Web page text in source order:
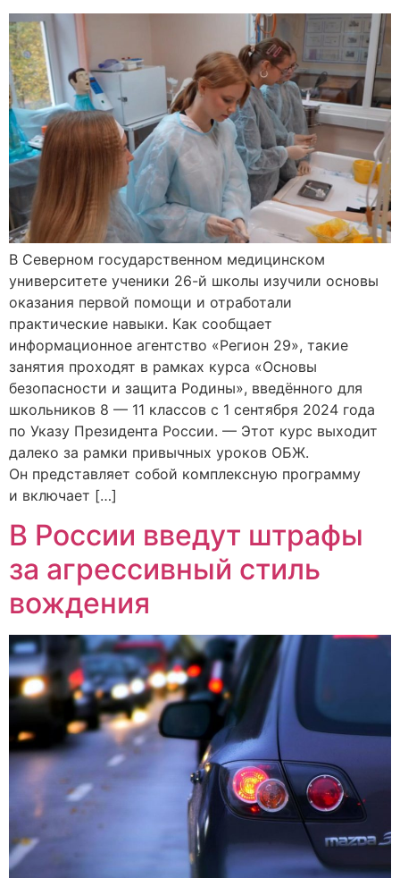
В Северном государственном медицинском
университете ученики 26-й школы изучили основы
оказания первой помощи и отработали
практические навыки. Как сообщает
информационное агентство «Регион 29», такие
занятия проходят в рамках курса «Основы
безопасности и защита Родины», введённого для
школьников 8 — 11 классов с 1 сентября 2024 года
по Указу Президента России. — Этот курс выходит
далеко за рамки привычных уроков ОБЖ.
Он представляет собой комплексную программу
и включает […]
В России введут штрафы
за агрессивный стиль
вождения